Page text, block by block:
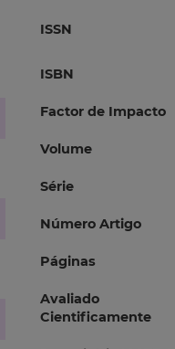
ISSN
ISBN
Factor de Impacto
Volume
Série
Número Artigo
Páginas
Avaliado
Cientificamente